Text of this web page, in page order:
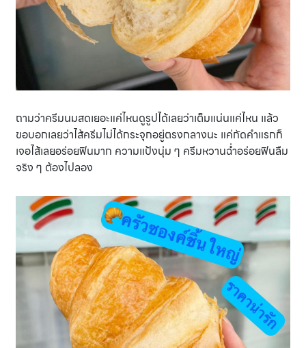
ถามว่าครีมนมสดเยอะแค่ไหนดูรูปได้เลยว่าเต็มแน่นแค่ไหน แล้ว
ขอบอกเลยว่าไส้ครีมไม่ได้กระจุกอยู่ตรงกลางนะ แค่กัดคำแรกก็
เจอไส้เลยอร่อยฟินมาก ความแป้งนุ่ม ๆ ครีมหวานฉ่ำอร่อยฟินลืม
จริง ๆ ต้องไปลอง